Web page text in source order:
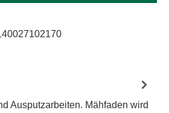
Ausputzarbeiten. Mähfaden wird